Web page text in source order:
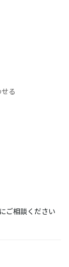
る
ご相談ください